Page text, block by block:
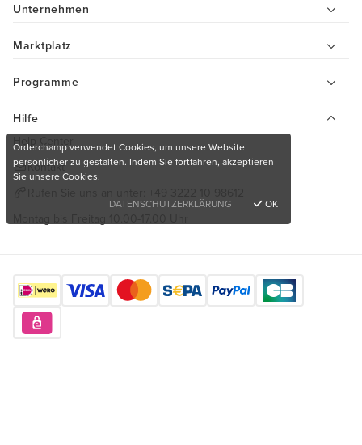
Unternehmen
Marktplatz
Programme
Hilfe
Help-Center
Kontakt
Orderchamp verwendet Cookies, um unsere Website
persönlicher zu gestalten. Indem Sie fortfahren, akzeptieren
Sie unsere Cookies.
DATENSCHUTZERKLÄRUNG
OK